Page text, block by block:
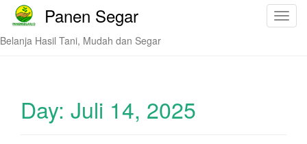
T
Panen Segar
Belanja Hasil Tani, Mudah dan Segar
Day: Juli 14, 2025